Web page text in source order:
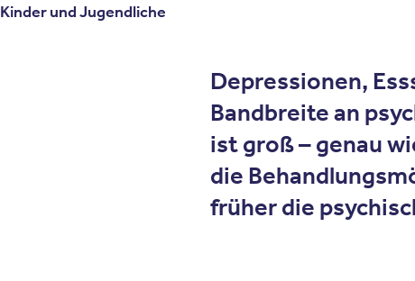
Kinder und Jugendliche
Depressionen,
Bandbreite an
ist groß – genau
die
früher die